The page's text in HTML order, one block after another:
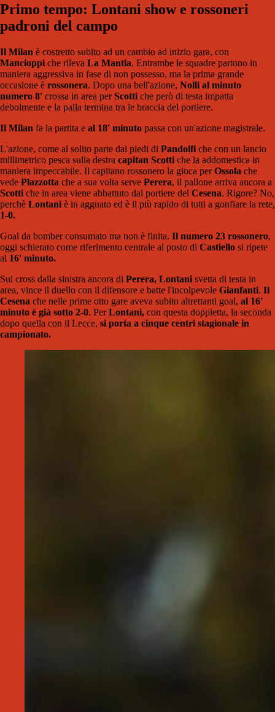
Primo tempo: Lontani show e rossoneri
padroni del campo
Il Milan è costretto subito ad un cambio ad inizio gara, con
Mancioppi che rileva La Mantia. Entrambe le squadre partono in
maniera aggressiva in fase di non possesso, ma la prima grande
occasione è rossonera. Dopo una bell'azione, Nolli al minuto
numero 8' crossa in area perScotti che però di testa impatta
debolmente e la palla termina tra le braccia del portiere.
Il Milan fa la partita e al 18' minuto passa con un'azione magistrale.
L'azione, come al solito parte dai piedi di Pandolfi che con un lancio
millimetrico pesca sulla destra capitan Scotti che la addomestica in
maniera impeccabile. Il capitano rossonero la gioca perOssola che
vede Plazzotta che a sua volta serve Perera, il pallone arriva ancora a
Scotti che in area viene abbattuto dal portiere del Cesena. Rigore? No,
perchè Lontani è in agguato ed è il più rapido di tutti a gonfiare la rete,
1-0.
Goal da bomber consumato ma non è finita. Il numero 23 rossonero,
oggi schierato come riferimento centrale al posto di Castiello si ripete
al 16' minuto.
Sul cross dalla sinistra ancora di Perera, Lontani svetta di testa in
area, vince il duello con il difensore e batte l'incolpevole Gianfanti. Il
Cesena che nelle prime otto gare aveva subito altrettanti goal, al 16'
minuto è già sotto 2-0. PerLontani, con questa doppietta, la seconda
dopo quella con il Lecce, si porta a cinque centri stagionale in
campionato.